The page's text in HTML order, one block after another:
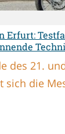
Erfurt:
des 21.
sich die